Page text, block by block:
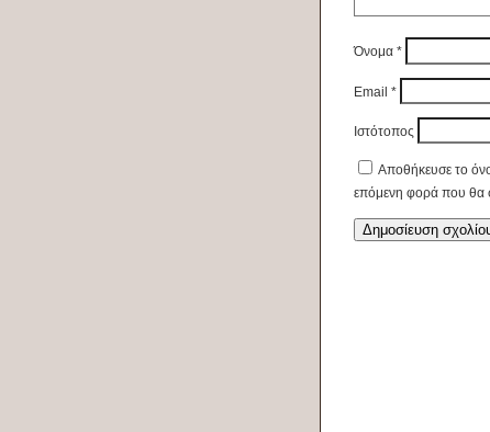
Όνομα *
Email *
Ιστότοπος
Αποθήκευσε το
επόμενη φορά που θα